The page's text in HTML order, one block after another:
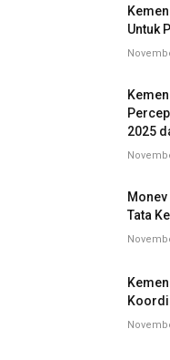
Untuk
2025
Tata